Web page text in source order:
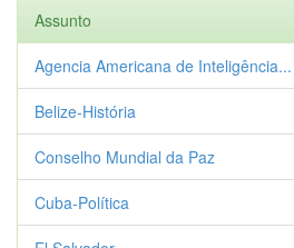
Assunto
Agencia Americana de Inteligência...
Belize-História
Conselho Mundial da Paz
Cuba-Política